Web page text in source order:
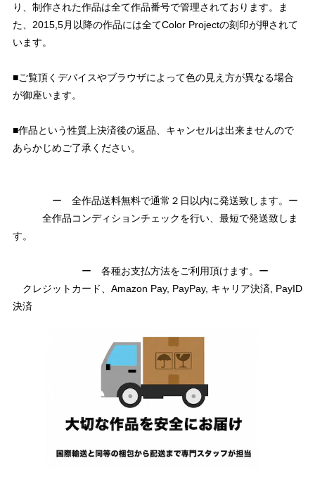
り、制作された作品は全て作品番号で管理されております。ま
た、2015,5月以降の作品には全てColor Projectの刻印が押されて
います。
■ご覧頂くデバイスやブラウザによって色の見え方が異なる場合
が御座います。
■作品という性質上決済後の返品、キャンセルは出来ませんので
あらかじめご了承ください。
ー 全作品送料無料で通常２日以内に発送致します。ー
全作品コンディションチェックを行い、最短で発送致しま
す。
ー 各種お支払方法をご利用頂けます。ー
クレジットカード、Amazon Pay, PayPay, キャリア決済, PayID
決済